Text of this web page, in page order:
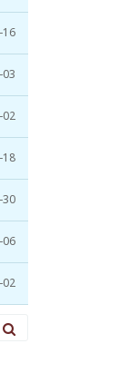
16
03
02
18
30
06
02